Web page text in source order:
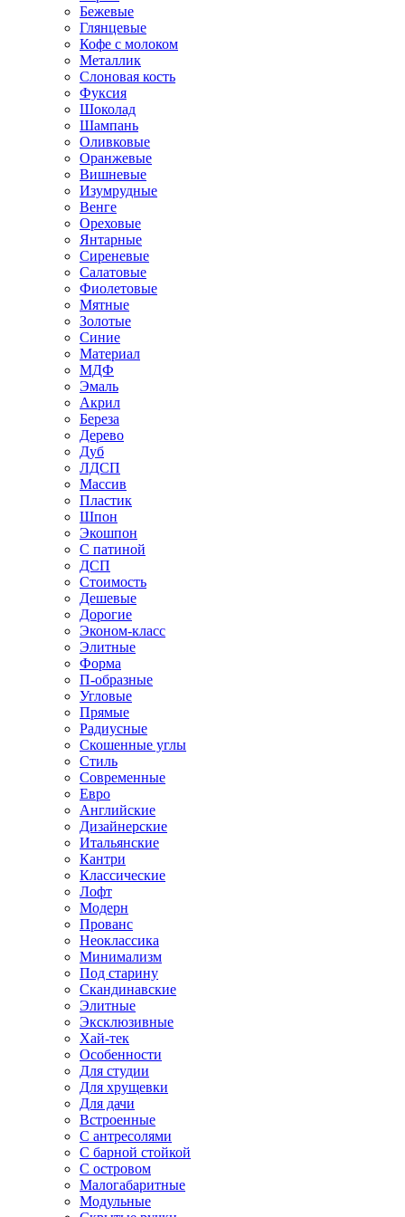
Бежевые
Глянцевые
Кофе с молоком
Металлик
Слоновая кость
Фуксия
Шоколад
Шампань
Оливковые
Оранжевые
Вишневые
Изумрудные
Венге
Ореховые
Янтарные
Сиреневые
Салатовые
Фиолетовые
Мятные
Золотые
Синие
Материал
МДФ
Эмаль
Акрил
Береза
Дерево
Дуб
ЛДСП
Массив
Пластик
Шпон
Экошпон
С патиной
ДСП
Стоимость
Дешевые
Дорогие
Эконом-класс
Элитные
Форма
П-образные
Угловые
Прямые
Радиусные
Скошенные углы
Стиль
Современные
Евро
Английские
Дизайнерские
Итальянские
Кантри
Классические
Лофт
Модерн
Прованс
Неоклассика
Минимализм
Под старину
Скандинавские
Элитные
Эксклюзивные
Хай-тек
Особенности
Для студии
Для хрущевки
Для дачи
Встроенные
С антресолями
С барной стойкой
С островом
Малогабаритные
Модульные